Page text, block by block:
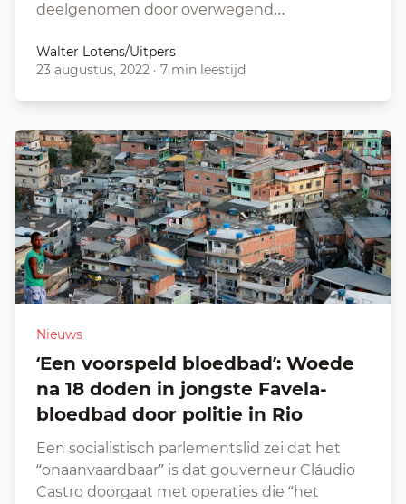
deelgenomen door overwegend…
Walter Lotens/Uitpers
23 augustus, 2022 · 7 min leestijd
Nieuws
‘Een voorspeld bloedbad’: Woede
na 18 doden in jongste Favela-
bloedbad door politie in Rio
Een socialistisch parlementslid zei dat het
“onaanvaardbaar” is dat gouverneur Cláudio
Castro doorgaat met operaties die “het